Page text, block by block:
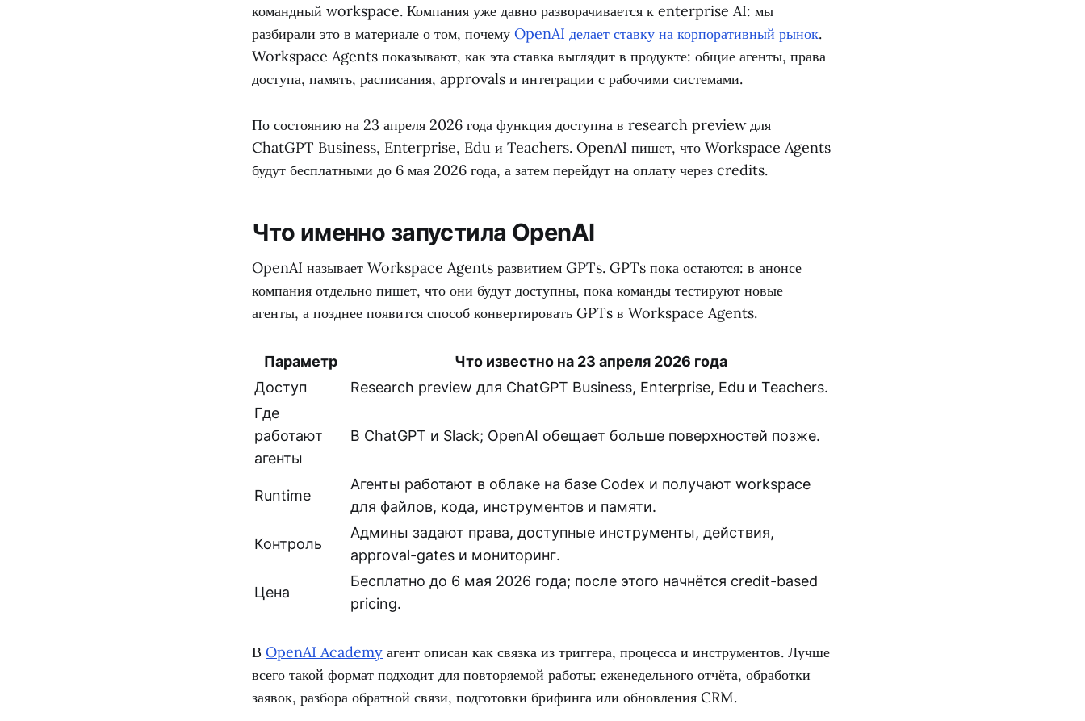
командный workspace. Компания уже давно разворачивается к enterprise AI: мы
разбирали это в материале о том, почему OpenAI делает ставку на корпоративный рынок.
Workspace Agents показывают, как эта ставка выглядит в продукте: общие агенты, права
доступа, память, расписания, approvals и интеграции с рабочими системами.
По состоянию на 23 апреля 2026 года функция доступна в research preview для
ChatGPT Business, Enterprise, Edu и Teachers. OpenAI пишет, что Workspace Agents
будут бесплатными до 6 мая 2026 года, а затем перейдут на оплату через credits.
Что именно запустила OpenAI
OpenAI называет Workspace Agents развитием GPTs. GPTs пока остаются: в анонсе
компания отдельно пишет, что они будут доступны, пока команды тестируют новые
агенты, а позднее появится способ конвертировать GPTs в Workspace Agents.
Параметр
Что известно на 23 апреля 2026 года
Доступ
Research preview для ChatGPT Business, Enterprise, Edu и Teachers.
Где
работают
агенты
В ChatGPT и Slack; OpenAI обещает больше поверхностей позже.
Runtime
Агенты работают в облаке на базе Codex и получают workspace
для файлов, кода, инструментов и памяти.
Контроль
Админы задают права, доступные инструменты, действия,
approval-gates и мониторинг.
Цена
Бесплатно до 6 мая 2026 года; после этого начнётся credit-based
pricing.
В OpenAI Academy агент описан как связка из триггера, процесса и инструментов. Лучше
всего такой формат подходит для повторяемой работы: еженедельного отчёта, обработки
заявок, разбора обратной связи, подготовки брифинга или обновления CRM.